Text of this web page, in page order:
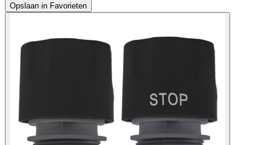
Opslaan in Favorieten